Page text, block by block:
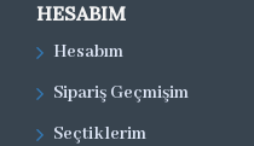
HESABIM
Hesabım
Sipariş Geçmişim
Seçtiklerim